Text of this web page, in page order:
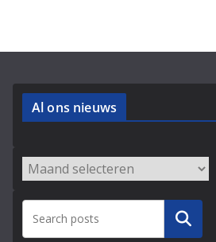
Al ons nieuws
Archieven
Zoeken